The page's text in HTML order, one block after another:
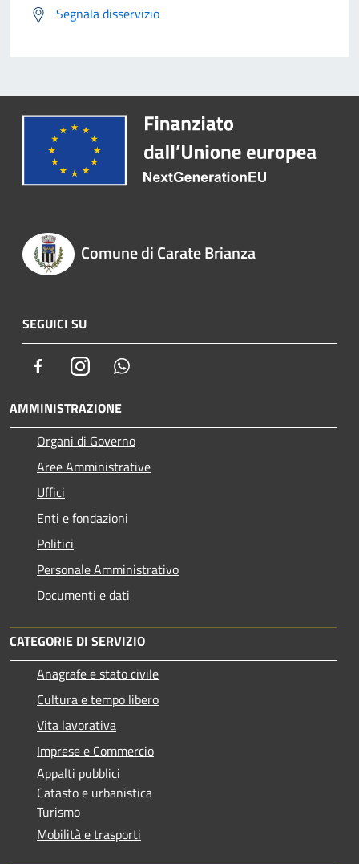
Segnala disservizio
Comune di Carate Brianza
SEGUICI SU
FacebookInstagram
AMMINISTRAZIONE
Organi di Governo
Aree Amministrative
Uffici
Enti e fondazioni
Politici
Personale Amministrativo
Documenti e dati
CATEGORIE DI SERVIZIO
Anagrafe e stato civile
Cultura e tempo libero
Vita lavorativa
Imprese e Commercio
Appalti pubblici
Catasto e urbanistica
Turismo
Mobilità e trasporti